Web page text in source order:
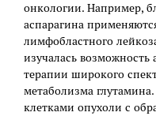
онкологии. Например,
аспарагина
лимфобластного
изучалась возможность
терапии широкого
метаболизма
клетками опухоли с